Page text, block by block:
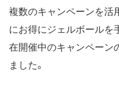
複数のキャンペーンを活
にお得にジェルボールを
在開催中のキャンペーン
ました。